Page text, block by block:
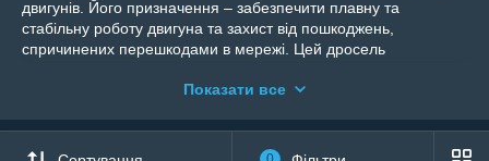
двигунів. Його призначення – забезпечити плавну та
стабільну роботу двигуна та захист від пошкоджень,
спричинених перешкодами в мережі. Цей дросель
установках, де потрібна надійність та енергоефективність.
Дросель INM має міцну конструкцію з обмоткою,
Показати все